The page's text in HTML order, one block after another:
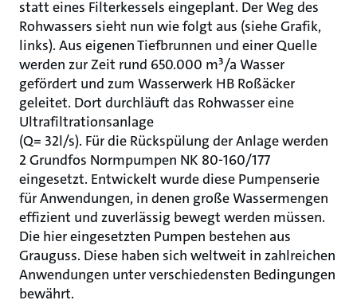
statt eines Filterkessels eingeplant. Der Weg des
Rohwassers sieht nun wie folgt aus (siehe Grafik,
links). Aus eigenen Tiefbrunnen und einer Quelle
werden zur Zeit rund 650.000 m³/a Wasser
gefördert und zum Wasserwerk HB Roßäcker
geleitet. Dort durchläuft das Rohwasser eine
Ultrafiltrationsanlage
(Q= 32l/s). Für die Rückspülung der Anlage werden
2 Grundfos Normpumpen NK 80-160/177
eingesetzt. Entwickelt wurde diese Pumpenserie
für Anwendungen, in denen große Wassermengen
effizient und zuverlässig bewegt werden müssen.
Die hier eingesetzten Pumpen bestehen aus
Grauguss. Diese haben sich weltweit in zahlreichen
Anwendungen unter verschiedensten Bedingungen
bewährt.